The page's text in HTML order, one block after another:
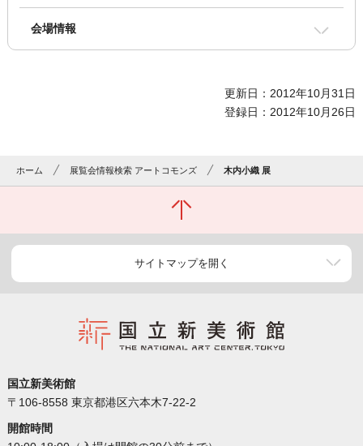
会場情報
更新日：2012年10月31日
登録日：2012年10月26日
ホーム 展覧会情報検索 アートコモンズ 木内小織 展
サイトマップを開く
国立新美術館
〒106-8558 東京都港区六本木7-22-2
開館時間